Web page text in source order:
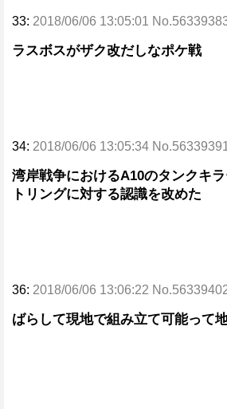
33: 2018/06/06 13:05:01
ラスボスがザク改だしなポケ戦
34: 2018/06/06 13:05:34
湾岸戦争におけるA10のタンクキ
トリングに対する認識を改めた
36: 2018/06/06 13:06:22
ばらして現地で組み立て可能って